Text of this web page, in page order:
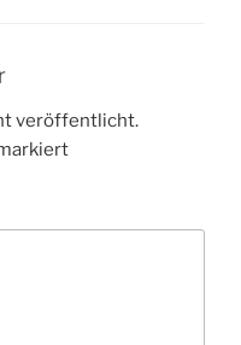
veröffentlicht.